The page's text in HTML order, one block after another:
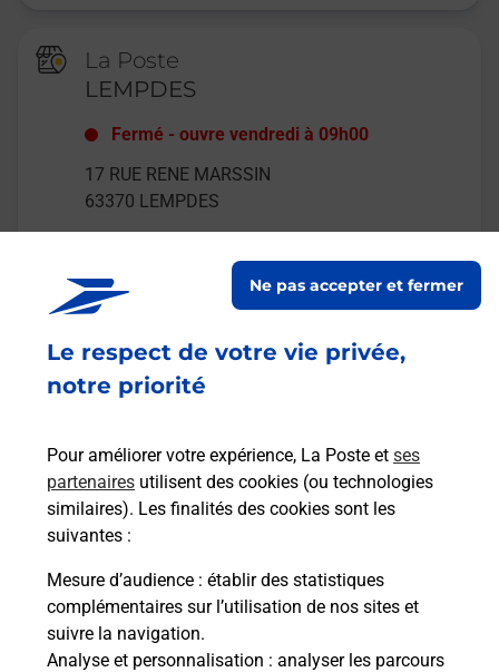
Le respect de votre vie privée,
notre priorité
Pour améliorer votre expérience, La Poste et ses
partenaires utilisent des cookies (ou technologies
similaires). Les finalités des cookies sont les
suivantes :
Mesure d’audience : établir des statistiques
complémentaires sur l’utilisation de nos sites et
suivre la navigation.
Analyse et personnalisation : analyser les parcours
Ne pas accepter et fermer
La Poste
LEMPDES
Fermé -ouvre vendredi à 09h00
17 RUE RENE MARSSIN
63370 LEMPDES
Malin !
La Poste
Ouvert 24h/24
En savoir plus
Recherchez un autre point de contact